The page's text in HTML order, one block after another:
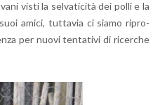
visti la sel­va­ti­ci­tà dei polli e la
amici, tut­ta­via ci siamo ri­pro­
per nuovi ten­ta­ti­vi di ri­cer­che